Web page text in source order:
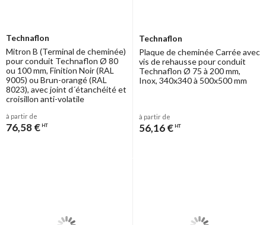
Technaflon
Mitron B (Terminal de cheminée)
pour conduit Technaflon Ø 80
ou 100 mm, Finition Noir (RAL
9005) ou Brun-orangé (RAL
8023), avec joint d´étanchéité et
croisillon anti-volatile
à partir de
76,58 € HT
Technaflon
Plaque de cheminée Carrée avec
vis de rehausse pour conduit
Technaflon Ø 75 à 200 mm,
Inox, 340x340 à 500x500 mm
à partir de
56,16 € HT